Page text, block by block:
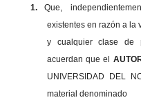
1.
Que,
existentes en razón a la
y cualquier clase de
acuerdan que el
UNIVERSIDAD DEL
material